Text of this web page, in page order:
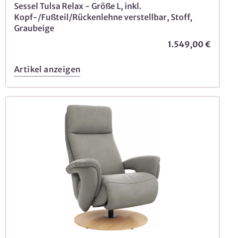
Sessel Tulsa Relax - Größe L, inkl.
Kopf-/Fußteil/Rückenlehne verstellbar, Stoff,
Graubeige
1.549,00 €
Artikel anzeigen